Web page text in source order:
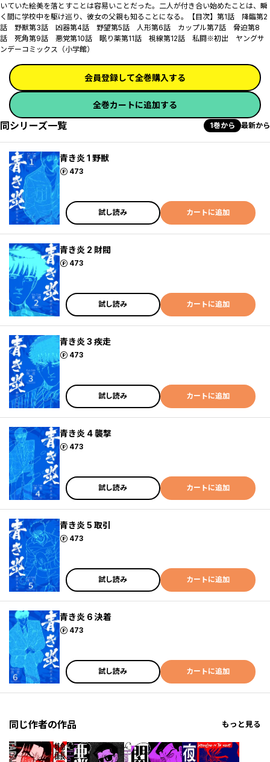
いていた絵美を落とすことは容易いことだった。二人が付き合い始めたことは、瞬
く間に学校中を駆け巡り、彼女の父親も知ることになる。【目次】第1話 降臨第2
話 野獣第3話 凶器第4話 野望第5話 人形第6話 カップル第7話 脅迫第8
話 死角第9話 悪党第10話 眠り薬第11話 視線第12話 私闘※初出 ヤングサ
ンデーコミックス（小学館）
会員登録して全巻購入する
全巻カートに追加する
同シリーズ一覧 1巻から 最新から
青き炎 1 野獣
473
ポイント
試し読み カートに追加
青き炎 2 財閥
473
ポイント
試し読み カートに追加
青き炎 3 疾走
473
ポイント
試し読み カートに追加
青き炎 4 襲撃
473
ポイント
試し読み カートに追加
青き炎 5 取引
473
ポイント
試し読み カートに追加
青き炎 6 決着
473
ポイント
試し読み カートに追加
同じ作者の作品 もっと見る